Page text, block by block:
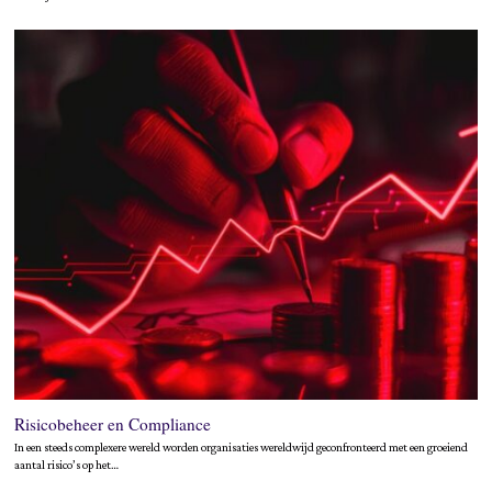
Risicobeheer en Compliance
In een steeds complexere wereld worden organisaties wereldwijd geconfronteerd met een groeiend
aantal risico’s op het…